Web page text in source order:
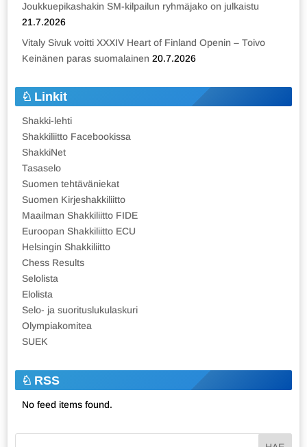
Joukkuepikashakin SM-kilpailun ryhmäjako on julkaistu
21.7.2026
Vitaly Sivuk voitti XXXIV Heart of Finland Openin – Toivo
Keinänen paras suomalainen 20.7.2026
Linkit
Shakki-lehti
Shakkiliitto Facebookissa
ShakkiNet
Tasaselo
Suomen tehtäväniekat
Suomen Kirjeshakkiliitto
Maailman Shakkiliitto FIDE
Euroopan Shakkiliitto ECU
Helsingin Shakkiliitto
Chess Results
Selolista
Elolista
Selo- ja suorituslukulaskuri
Olympiakomitea
SUEK
RSS
No feed items found.